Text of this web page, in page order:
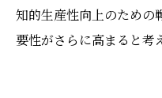
知的生産性向上のための
要性がさらに高まると考